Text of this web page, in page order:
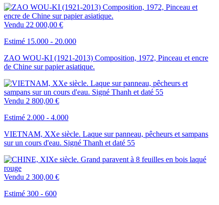
Vendu 22 000,00 €
Estimé 15.000 - 20.000
ZAO WOU-KI (1921-2013) Composition, 1972, Pinceau et encre
de Chine sur papier asiatique.
Vendu 2 800,00 €
Estimé 2.000 - 4.000
VIETNAM, XXe siècle. Laque sur panneau, pêcheurs et sampans
sur un cours d'eau. Signé Thanh et daté 55
Vendu 2 300,00 €
Estimé 300 - 600